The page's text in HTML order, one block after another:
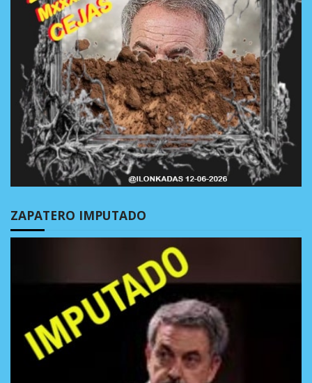
ZAPATERO IMPUTADO